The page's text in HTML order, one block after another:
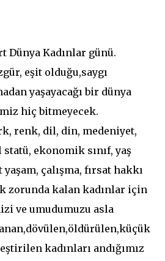
Dünya Kadınlar günü.
eşit olduğu,saygı
yaşayacağı bir dünya
hiç bitmeyecek.
renk, dil, din, medeniyet,
ekonomik sınıf, yaş
yaşam, çalışma, fırsat hakkı
zorunda kalan kadınlar için
ve umudumuzu asla
kadınları andığımız